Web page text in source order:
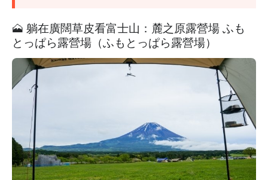
🗻 躺在廣闊草皮看富士山：麓之原露營場 ふも
とっぱら露營場（ふもとっぱら露營場）